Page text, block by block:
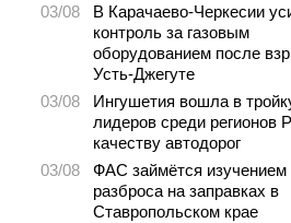
03/08
В Карачаево-Черкесии
контроль за газовым
оборудованием после
Усть-Джегуте
03/08
Ингушетия вошла в
лидеров среди регионов
качеству автодорог
03/08
ФАС займётся изучением
разброса на заправках в
Ставропольском крае